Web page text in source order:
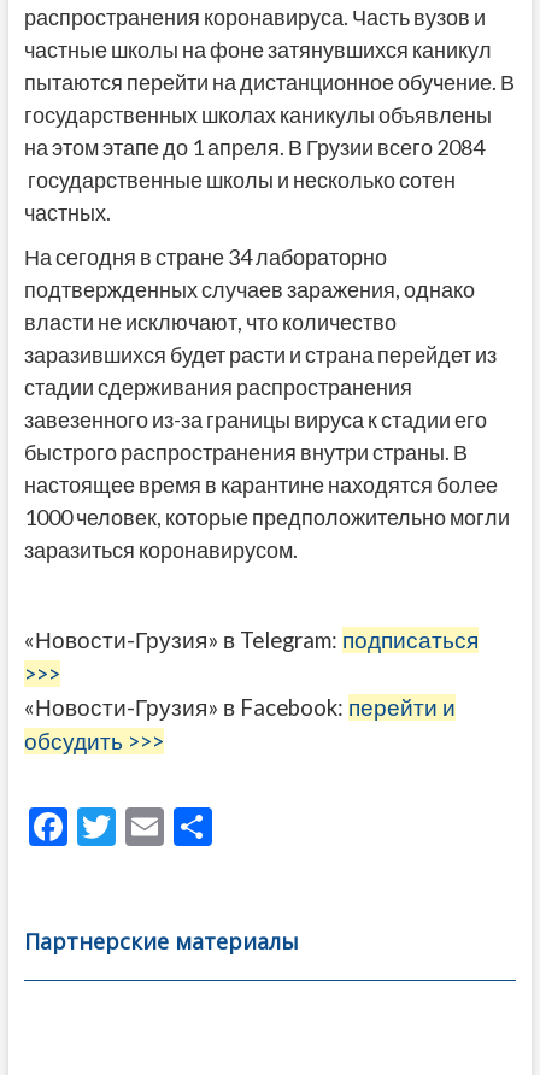
распространения коронавируса. Часть вузов и
частные школы на фоне затянувшихся каникул
пытаются перейти на дистанционное обучение. В
государственных школах каникулы объявлены
на этом этапе до 1 апреля. В Грузии всего 2084
государственные школы и несколько сотен
частных.
На сегодня в стране 34 лабораторно
подтвержденных случаев заражения, однако
власти не исключают, что количество
заразившихся будет расти и страна перейдет из
стадии сдерживания распространения
завезенного из-за границы вируса к стадии его
быстрого распространения внутри страны. В
настоящее время в карантине находятся более
1000 человек, которые предположительно могли
заразиться коронавирусом.
«Новости-Грузия» в Telegram: подписаться
>>>
«Новости-Грузия» в Facebook: перейти и
обсудить >>>
F
b
o
T
er
E
l
О
а
в
Партнерские материалы